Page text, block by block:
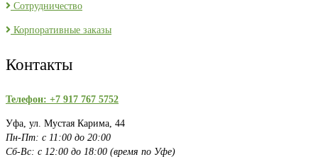
Сотрудничество
Корпоративные заказы
Контакты
Телефон: +7 917 767 5752
Уфа, ул. Мустая Карима, 44
Пн-Пт: с 11:00 до 20:00
Сб-Вс: с 12:00 до 18:00 (время по Уфе)